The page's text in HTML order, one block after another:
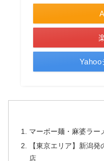
Yahoo
マーボー麺・麻婆ラー
【東京エリア】新潟
店